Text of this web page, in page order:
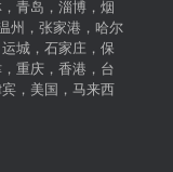
青岛，淄博，烟
州，张家港，哈尔
城，石家庄，保
重庆，香港，台
，美国，马来西